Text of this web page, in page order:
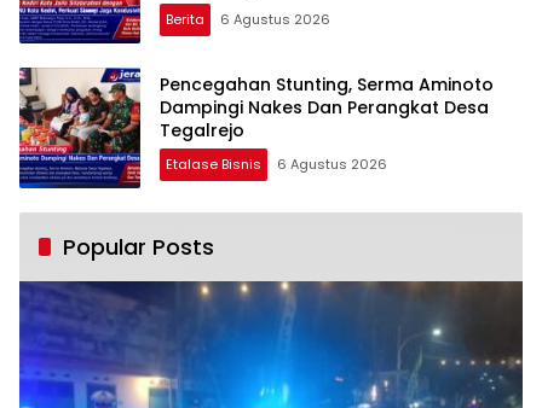
Berita 6 Agustus 2026
Pencegahan Stunting, Serma Aminoto
Dampingi Nakes Dan Perangkat Desa
Tegalrejo
Etalase Bisnis 6 Agustus 2026
Popular Posts